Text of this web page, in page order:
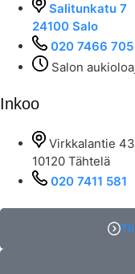
Salitunkatu 7
24100 Salo
020 7466 705
Salon
Inkoo
Virkkalantie
10120 Tähtelä
020 7411 581